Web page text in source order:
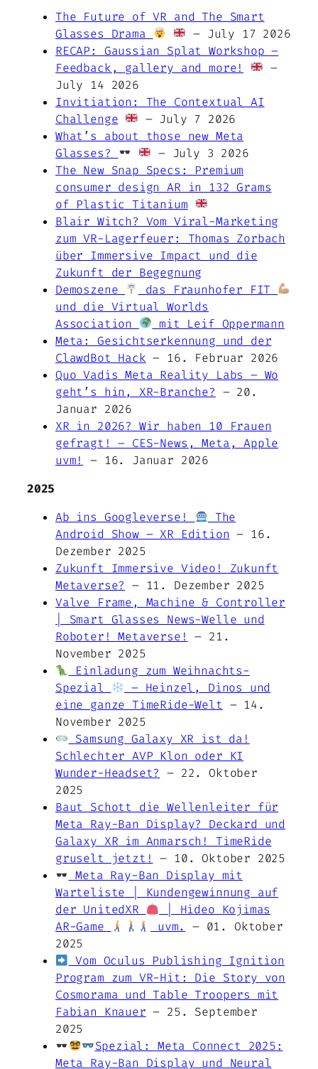
The Future of VR and The Smart
Glasses Drama
– July 17 2026
RECAP: Gaussian Splat Workshop –
Feedback, gallery and more!
–
July 14 2026
Invitiation: The Contextual AI
Challenge
– July 7 2026
What’s about those new Meta
Glasses?
– July 3 2026
The New Snap Specs: Premium
consumer design AR in 132 Grams
of Plastic Titanium
Blair Witch? Vom Viral-Marketing
zum VR-Lagerfeuer: Thomas Zorbach
über Immersive Impact und die
Zukunft der Begegnung
Demoszene
das Fraunhofer FIT
und die Virtual Worlds
Association
mit Leif Oppermann
Meta: Gesichtserkennung und der
ClawdBot Hack – 16. Februar 2026
Quo Vadis Meta Reality Labs – Wo
geht’s hin, XR-Branche? – 20.
Januar 2026
XR in 2026? Wir haben 10 Frauen
gefragt! – CES-News, Meta, Apple
uvm!
– 16. Januar 2026
2025
Ab ins Googleverse!
The
Android Show – XR Edition – 16.
Dezember 2025
Zukunft Immersive Video! Zukunft
Metaverse? – 11. Dezember 2025
Valve Frame, Machine & Controller
| Smart Glasses News-Welle und
Roboter! Metaverse!
– 21.
November 2025
Einladung zum Weihnachts-
Spezial
– Heinzel, Dinos und
eine ganze TimeRide-Welt – 14.
November 2025
Samsung Galaxy XR ist da!
Schlechter AVP Klon oder KI
Wunder-Headset? – 22. Oktober
2025
Baut Schott die Wellenleiter für
Meta Ray-Ban Display? Deckard und
Galaxy XR im Anmarsch! TimeRide
gruselt jetzt!
– 10. Oktober 2025
Meta Ray-Ban Display mit
Warteliste | Kundengewinnung auf
der UnitedXR
| Hideo Kojimas
AR-Game
uvm.
– 01. Oktober
2025
Vom Oculus Publishing Ignition
Program zum VR-Hit: Die Story von
Cosmorama und Table Troopers mit
Fabian Knauer – 25. September
2025
Spezial: Meta Connect 2025:
Meta Ray-Ban Display und Neural